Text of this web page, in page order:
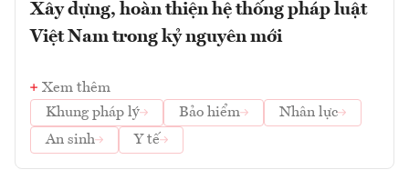
Xây dựng, hoàn thiện hệ thống pháp luật
Việt Nam trong kỷ nguyên mới
Xem thêm
Khung pháp lý
Bảo hiểm
Nhân lực
An sinh
Y tế